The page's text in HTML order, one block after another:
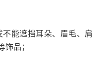
不能遮挡耳朵、眉毛、肩
品；